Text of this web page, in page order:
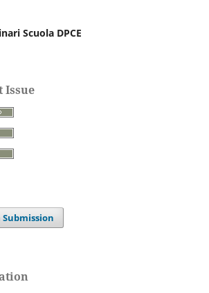
Scuola DPCE
Issue
Submission